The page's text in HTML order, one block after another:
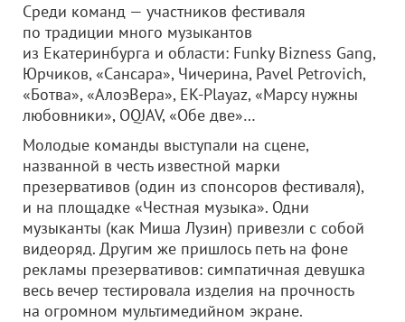
Среди команд — участников фестиваля
по традиции много музыкантов
из Екатеринбурга и области: Funky Bizness Gang,
Юрчиков, «Сансара», Чичерина, Pavel Petrovich,
«Ботва», «АлоэВера», EK-Playaz, «Марсу нужны
любовники», OQJAV, «Обе две»…
Молодые команды выступали на сцене,
названной в честь известной марки
презервативов (один из спонсоров фестиваля),
и на площадке «Честная музыка». Одни
музыканты (как Миша Лузин) привезли с собой
видеоряд. Другим же пришлось петь на фоне
рекламы презервативов: симпатичная девушка
весь вечер тестировала изделия на прочность
на огромном мультимедийном экране.